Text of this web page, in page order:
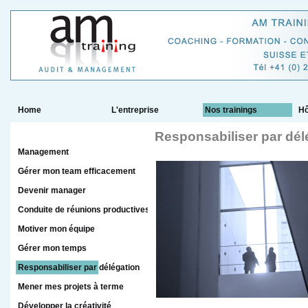
Home L'entreprise Nos trainings
Management
Gérer mon team efficacement
Devenir manager
Conduite de réunions productives
Motiver mon équipe
Gérer mon temps
Responsabiliser par délégation
Mener mes projets à terme
Développer la créativité
Responsabiliser par